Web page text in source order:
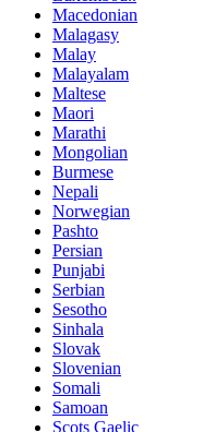
Macedonian
Malagasy
Malay
Malayalam
Maltese
Maori
Marathi
Mongolian
Burmese
Nepali
Norwegian
Pashto
Persian
Punjabi
Serbian
Sesotho
Sinhala
Slovak
Slovenian
Somali
Samoan
Scots Gaelic